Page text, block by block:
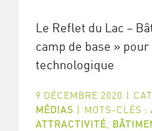
Le Reflet du Lac –
camp de base »
technologique
9 DÉCEMBRE 2020 |
MÉDIAS | MOTS-CLÉS :
ATTRACTIVITÉ,